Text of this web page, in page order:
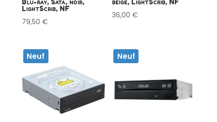
Blu-ray, Sata, noir,
LightScrib, NF
79,50 €
beige, LightScrib, NF
36,00€
Neuf Neuf